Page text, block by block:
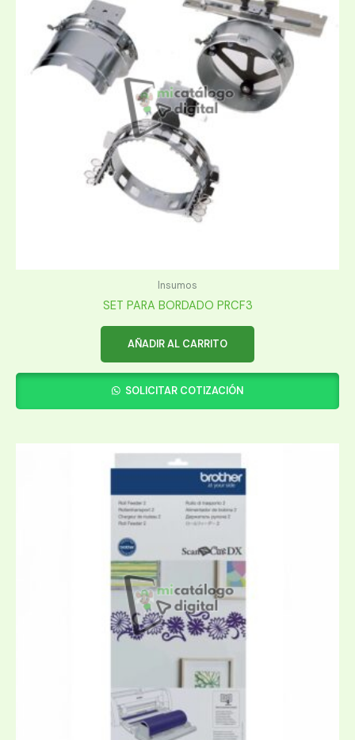
Insumos
SET PARA BORDADO PRCF3
AÑADIR AL CARRITO
SOLICITAR COTIZACIÓN